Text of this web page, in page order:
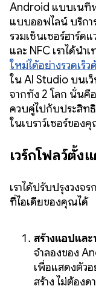
Android แบบเนทีฟ
แบบออฟไลน์ บริกา
รวมเซ็นเซอร์ฮาร์ด
และ NFC เราได้น
ใหม่ได้อย่างรวดเร็
ใน AI Studio บนเ
จากทั้ง 2 โลก นั่นคื
ควบคู่ไปกับประสิท
ในเบราว์เซอร์ของ
เวิร์กโฟลว์ตั้
เราได้ปรับปรุงวง
ที่ไอเดียของคุณได้
สร้างแอปแล
จำลองของ
เพื่อแสดงตัว
สร้าง ไม่ต้อง